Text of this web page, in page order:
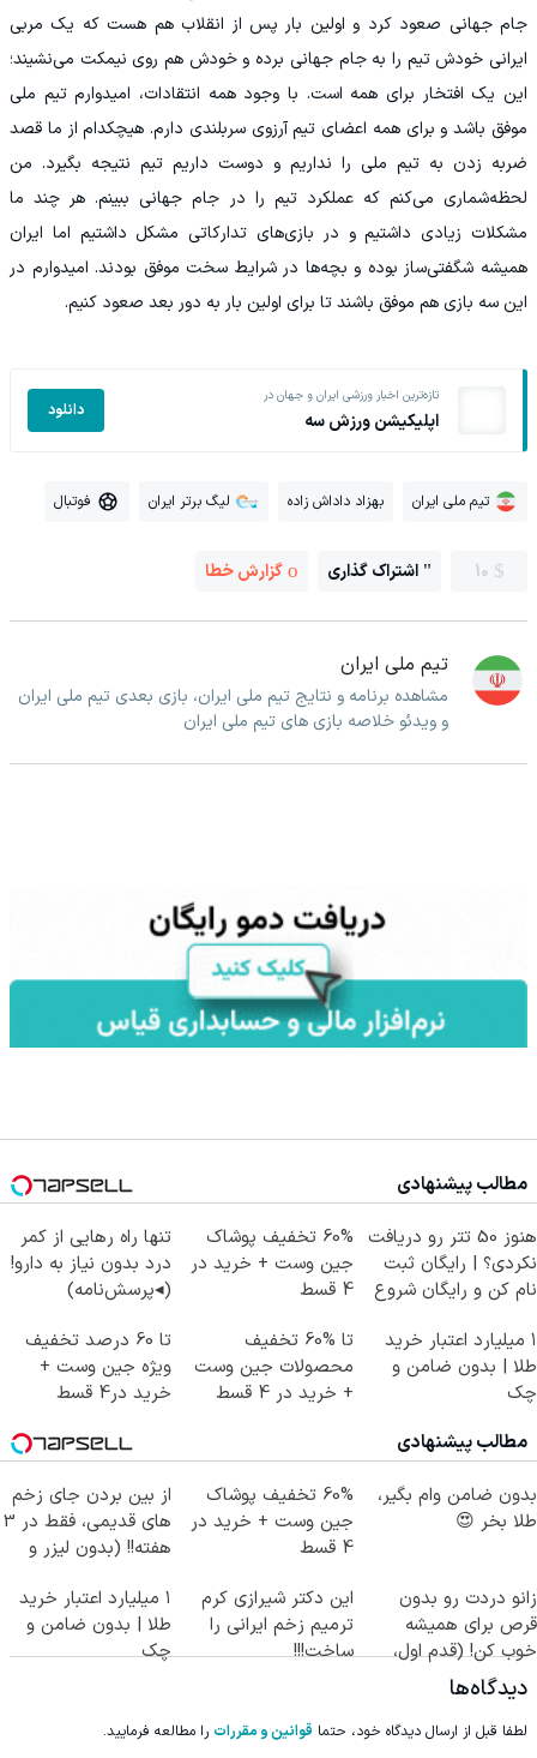
جام جهانی صعود کرد و اولین بار پس از انقلاب هم هست که یک مربی
ایرانی خودش تیم را به جام جهانی برده و خودش هم روی نیمکت می‌نشیند؛
این یک افتخار برای همه است. با وجود همه انتقادات، امیدوارم تیم ملی
موفق باشد و برای همه اعضای تیم آرزوی سربلندی دارم. هیچکدام از ما قصد
ضربه زدن به تیم ملی را نداریم و دوست داریم تیم نتیجه بگیرد‌. من
لحظه‌شماری می‌کنم که عملکرد تیم را در جام جهانی ببینم. هر چند ما
مشکلات زیادی داشتیم و در بازی‌های تدارکاتی مشکل داشتیم اما ایران
همیشه شگفتی‌ساز بوده و بچه‌ها در شرایط سخت موفق بودند. امیدوارم در
این سه بازی هم موفق باشند تا برای اولین بار به دور بعد صعود کنیم.
تازه‌ترین اخبار ورزشی ایران و جهان در
اپلیکیشن ورزش سه دانلود
تیم ملی ایران بهزاد داداش زاده لیگ برتر ایران فوتبال
10 اشتراک گذاری گزارش خطا
تیم ملی ایران
مشاهده برنامه و نتایج تیم ملی ایران، بازی بعدی تیم ملی ایران
و ویدئو خلاصه بازی های تیم ملی ایران
مطالب پیشنهادی
هنوز 50 تتر رو دریافت
نکردی؟ | رایگان ثبت
نام کن و رایگان شروع
60% تخفیف پوشاک
جین وست + خرید در
4 قسط
تنها راه رهایی از کمر
درد بدون نیاز به دارو!
(◂پرسش‌نامه)
۱ میلیارد اعتبار خرید
طلا | بدون ضامن و
چک
تا %60 تخفیف
محصولات جین وست
+ خرید در 4 قسط
تا 60 درصد تخفیف
ویژه جین وست +
خرید در4 قسط
مطالب پیشنهادی
بدون ضامن وام بگیر،
طلا بخر 😍
60% تخفیف پوشاک
جین وست + خرید در
4 قسط
از بین بردن جای زخم
های قدیمی، فقط در 3
هفته!! (بدون لیزر و
زانو دردت رو بدون
قرص برای همیشه
خوب کن! (قدم اول،
پرسش‌نامه)
این دکتر شیرازی کرم
ترمیم زخم ایرانی را
ساخت!!!
۱ میلیارد اعتبار خرید
طلا | بدون ضامن و
چک
دیدگاه‌ها
لطفا قبل از ارسال دیدگاه خود، حتما قوانین و مقررات را مطالعه فرمایید.